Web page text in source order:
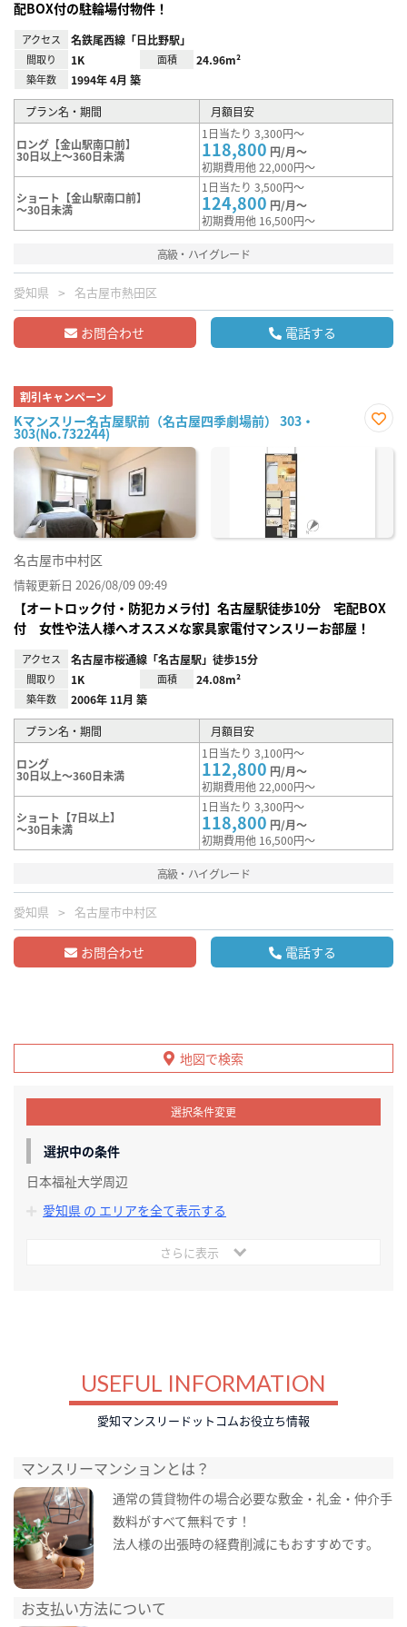
配BOX付の駐輪場付物件！
アクセス 名鉄尾西線「日比野駅」
間取り 1K 面積 24.96m²
築年数 1994年 4月 築
プラン名・期間 月額目安
ロング【金山駅南口前】
30日以上～360日未満
1日当たり 3,300円～
118,800 円/月～
初期費用他 22,000円～
ショート【金山駅南口前】
～30日未満
1日当たり 3,500円～
124,800 円/月～
初期費用他 16,500円～
高級・ハイグレード
愛知県 名古屋市熱田区
お問合わせ 電話する
割引キャンペーン
Kマンスリー名古屋駅前（名古屋四季劇場前） 303・
303(No.732244)
に入
名古屋市中村区
情報更新日 2026/08/09 09:49
【オートロック付・防犯カメラ付】名古屋駅徒歩10分 宅配BOX
付 女性や法人様へオススメな家具家電付マンスリーお部屋！
アクセス 名古屋市桜通線「名古屋駅」徒歩15分
間取り 1K 面積 24.08m²
築年数 2006年 11月 築
プラン名・期間 月額目安
ロング
30日以上～360日未満
1日当たり 3,100円～
112,800 円/月～
初期費用他 22,000円～
ショート【7日以上】
～30日未満
1日当たり 3,300円～
118,800 円/月～
初期費用他 16,500円～
高級・ハイグレード
愛知県 名古屋市中村区
お問合わせ 電話する
地図で検索
選択条件変更
選択中の条件
日本福祉大学周辺
愛知県 の エリアを全て表示する
さらに表示
USEFUL INFORMATION
愛知マンスリードットコムお役立ち情報
マンスリーマンションとは？
通常の賃貸物件の場合必要な敷金・礼金・仲介手
数料がすべて無料です！
法人様の出張時の経費削減にもおすすめです。
お支払い方法について